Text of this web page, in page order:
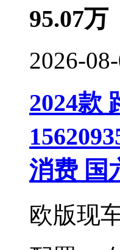
95.07万
2026-
2024款
消费 国
欧版现